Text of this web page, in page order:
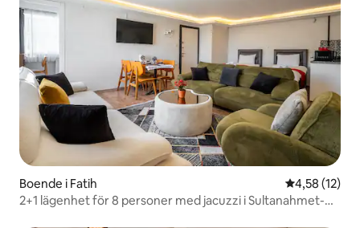
Boende i Fatih 4,58 av 5 i
4,58 (12)
2+1 lägenhet för 8 personer med jacuzzi i Sultanahmet-